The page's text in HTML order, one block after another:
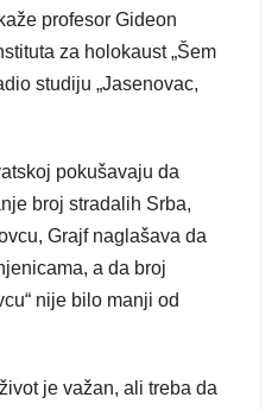
profesor Gideon
za holokaust „Šem
studiju „Jasenovac,
pokušavaju da
broj stradalih Srba,
Grajf naglašava da
a da broj
nije bilo manji od
je važan, ali treba da